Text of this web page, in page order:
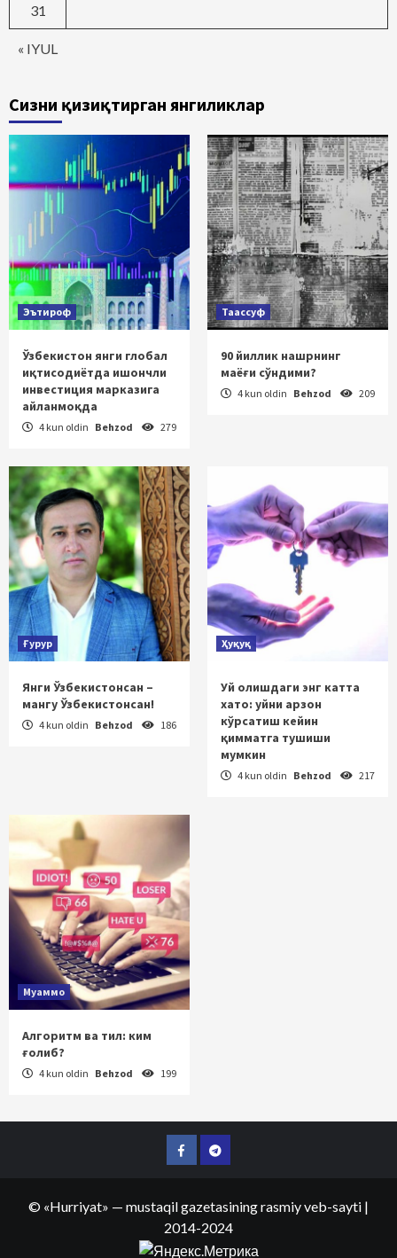
« IYUL
31
Сизни қизиқтирган янгиликлар
Эътироф
Ўзбекистон янги глобал
иқтисодиётда ишончли
инвестиция марказига
айланмоқда
4 kun oldin Behzod 279
Таассуф
90 йиллик нашрнинг
маёғи сўндими?
4 kun oldin Behzod 209
Ғурур
Янги Ўзбекистонсан –
мангу Ўзбекистонсан!
4 kun oldin Behzod 186
Ҳуқуқ
Уй олишдаги энг катта
хато: уйни арзон
кўрсатиш кейин
қимматга тушиши
мумкин
4 kun oldin Behzod 217
Муаммо
Алгоритм ва тил: ким
ғолиб?
4 kun oldin Behzod 199
FacebookTelegram
© «Hurriyat» — mustaqil gazetasining rasmiy veb-sayti |
2014-2024